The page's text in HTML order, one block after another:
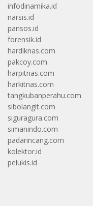
infodinamika.id
narsis.id
pansos.id
forensik.id
hardiknas.com
pakcoy.com
harpitnas.com
harkitnas.com
tangkubanperahu.com
sibolangit.com
siguragura.com
simanindo.com
padarincang.com
kolektor.id
pelukis.id